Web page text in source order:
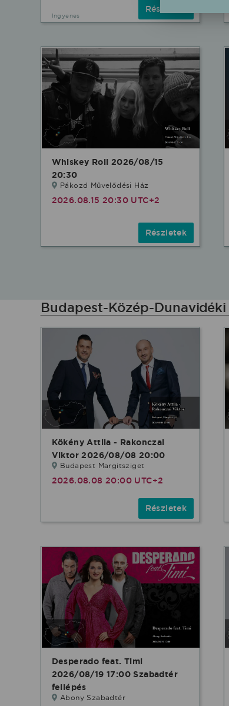
Ingyenes
Részletek
Whiskey Roll 2026/08/15
20:30
Pákozd Művelődési Ház
2026.08.15 20:30 UTC+2
Részletek
Budapest-Közép-
Kökény Attila - Rakonczai
Viktor 2026/08/08 20:00
Budapest Margitsziget
2026.08.08 20:00 UTC+2
Részletek
Desperado feat. Timi
2026/08/19 17:00 Szabadtér
fellépés
Abony Szabadtér